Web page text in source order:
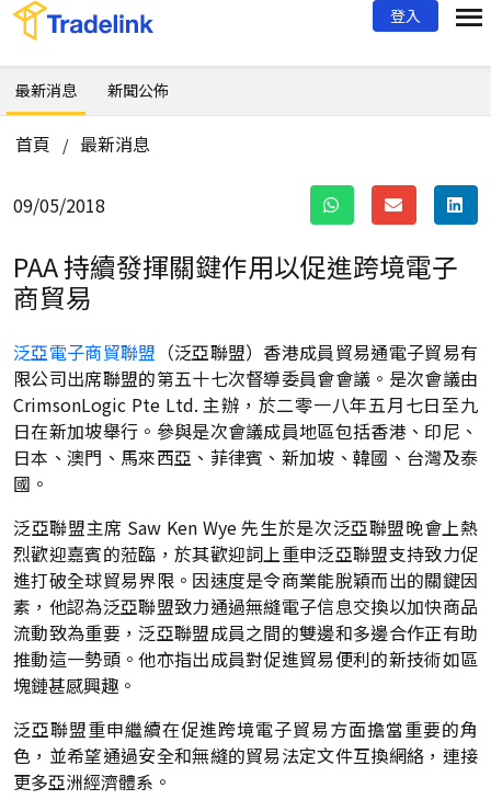
登入
最新消息 新聞公佈
首頁 / 最新消息
09/05/2018
PAA 持續發揮關鍵作用以促進跨境電子
商貿易
泛亞電子商貿聯盟 （泛亞聯盟）香港成員貿易通電子貿易有
限公司出席聯盟的第五十七次督導委員會會議。是次會議由
CrimsonLogic Pte Ltd. 主辦，於二零一八年五月七日至九
日在新加坡舉行。參與是次會議成員地區包括香港、印尼、
日本、澳門、馬來西亞、菲律賓、新加坡、韓國、台灣及泰
國。
泛亞聯盟主席 Saw Ken Wye 先生於是次泛亞聯盟晚會上熱
烈歡迎嘉賓的蒞臨，於其歡迎詞上重申泛亞聯盟支持致力促
進打破全球貿易界限。因速度是令商業能脫穎而出的關鍵因
素，他認為泛亞聯盟致力通過無縫電子信息交換以加快商品
流動致為重要，泛亞聯盟成員之間的雙邊和多邊合作正有助
推動這一勢頭。他亦指出成員對促進貿易便利的新技術如區
塊鏈甚感興趣。
泛亞聯盟重申繼續在促進跨境電子貿易方面擔當重要的角
色，並希望通過安全和無縫的貿易法定文件互換網絡，連接
更多亞洲經濟體系。